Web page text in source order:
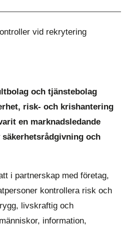
och tjänstebolag
risk- och krishantering
en marknadsledande
och
i partnerskap med företag,
kontrollera risk och
livskraftig och
information,